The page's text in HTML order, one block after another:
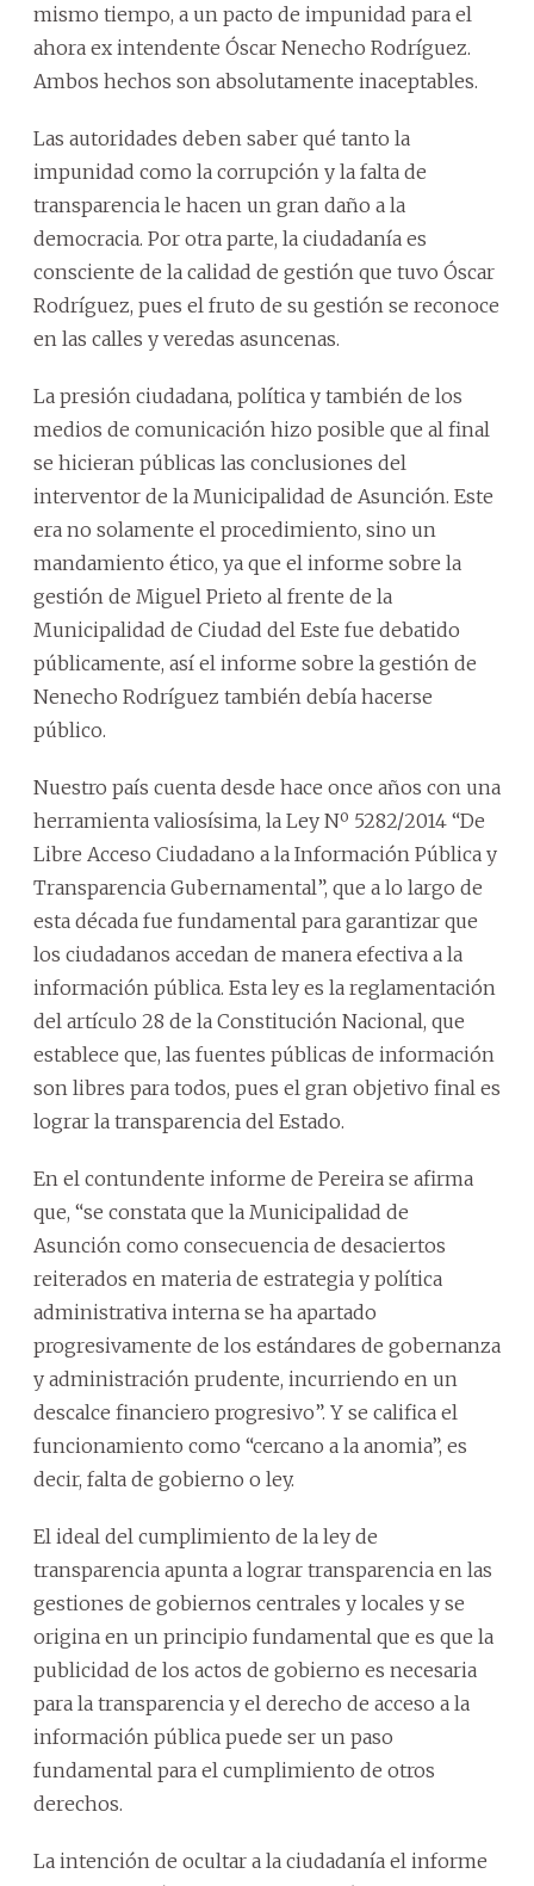
mismo tiempo, a un pacto de impunidad para el
ahora ex intendente Óscar Nenecho Rodríguez.
Ambos hechos son absolutamente inaceptables.
Las autoridades deben saber qué tanto la
impunidad como la corrupción y la falta de
transparencia le hacen un gran daño a la
democracia. Por otra parte, la ciudadanía es
consciente de la calidad de gestión que tuvo Óscar
Rodríguez, pues el fruto de su gestión se reconoce
en las calles y veredas asuncenas.
La presión ciudadana, política y también de los
medios de comunicación hizo posible que al final
se hicieran públicas las conclusiones del
interventor de la Municipalidad de Asunción. Este
era no solamente el procedimiento, sino un
mandamiento ético, ya que el informe sobre la
gestión de Miguel Prieto al frente de la
Municipalidad de Ciudad del Este fue debatido
públicamente, así el informe sobre la gestión de
Nenecho Rodríguez también debía hacerse
público.
Nuestro país cuenta desde hace once años con una
herramienta valiosísima, la Ley Nº 5282/2014 “De
Libre Acceso Ciudadano a la Información Pública y
Transparencia Gubernamental”, que a lo largo de
esta década fue fundamental para garantizar que
los ciudadanos accedan de manera efectiva a la
información pública. Esta ley es la reglamentación
del artículo 28 de la Constitución Nacional, que
establece que, las fuentes públicas de información
son libres para todos, pues el gran objetivo final es
lograr la transparencia del Estado.
En el contundente informe de Pereira se afirma
que, “se constata que la Municipalidad de
Asunción como consecuencia de desaciertos
reiterados en materia de estrategia y política
administrativa interna se ha apartado
progresivamente de los estándares de gobernanza
y administración prudente, incurriendo en un
descalce financiero progresivo”. Y se califica el
funcionamiento como “cercano a la anomia”, es
decir, falta de gobierno o ley.
El ideal del cumplimiento de la ley de
transparencia apunta a lograr transparencia en las
gestiones de gobiernos centrales y locales y se
origina en un principio fundamental que es que la
publicidad de los actos de gobierno es necesaria
para la transparencia y el derecho de acceso a la
información pública puede ser un paso
fundamental para el cumplimiento de otros
derechos.
La intención de ocultar a la ciudadanía el informe